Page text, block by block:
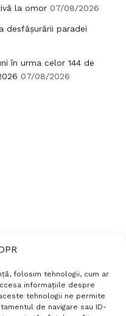
folosim tehnologii, cum ar
informațiile despre
tehnologii ne permite
de navigare sau ID-
la omor 07/08/2026
desfășurării paradei
în urma celor 144 de
07/08/2026